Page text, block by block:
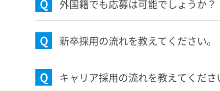
Q 外国籍でも応募は可能でしょうか？
Q 新卒採用の流れを教えてください。
Q キャリア採用の流れを教えてくださ